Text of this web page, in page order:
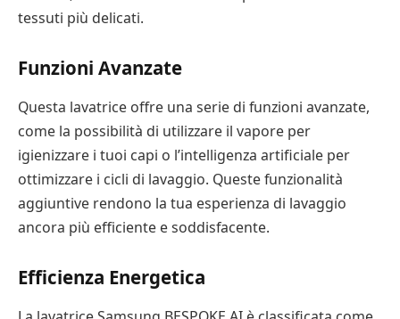
tessuti più delicati.
Funzioni Avanzate
Questa lavatrice offre una serie di funzioni avanzate,
come la possibilità di utilizzare il vapore per
igienizzare i tuoi capi o l’intelligenza artificiale per
ottimizzare i cicli di lavaggio. Queste funzionalità
aggiuntive rendono la tua esperienza di lavaggio
ancora più efficiente e soddisfacente.
Efficienza Energetica